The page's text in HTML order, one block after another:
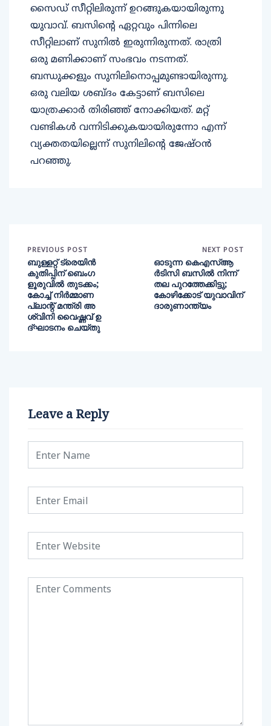
സൈഡ് സീറ്റിലിരുന്ന് ഉറങ്ങുകയായിരുന്നു
യുവാവ്. ബസിന്റെ ഏറ്റവും പിന്നിലെ
സീറ്റിലാണ് സുനില്‍ ഇരുന്നിരുന്നത്. രാത്രി
ഒരു മണിക്കാണ് സംഭവം നടന്നത്.
ബന്ധുക്കളും സുനിലിനൊപ്പമുണ്ടായിരുന്നു.
ഒരു വലിയ ശബ്ദം കേട്ടാണ് ബസിലെ
യാത്രക്കാര്‍ തിരിഞ്ഞ് നോക്കിയത്. മറ്റ്
വണ്ടികള്‍ വന്നിടിക്കുകയായിരുന്നോ എന്ന്
വ്യക്തതയില്ലെന്ന് സുനിലിന്റെ ജേഷ്ഠന്‍
പറഞ്ഞു.
PREVIOUS POST
ബുള്ളറ്റ് ട്രെയിൻ
കുതിപ്പിന് ബെംഗ
ളൂരുവിൽ തുടക്കം;
കോച്ച് നിർമ്മാണ
പ്ലാന്റ് മന്ത്രി അ
ശ്വിനി വൈഷ്ണവ് ഉ
ദ്ഘാടനം ചെയ്തു
NEXT POST
ഓടുന്ന കെഎസ്ആ
ര്‍ടിസി ബസില്‍ നിന്ന്
തല പുറത്തേക്കിട്ടു;
കോഴിക്കോട് യുവാവിന്
ദാരുണാന്ത്യം
Leave a Reply